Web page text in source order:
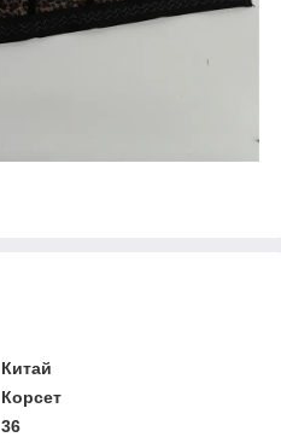
Китай
Корсет
36